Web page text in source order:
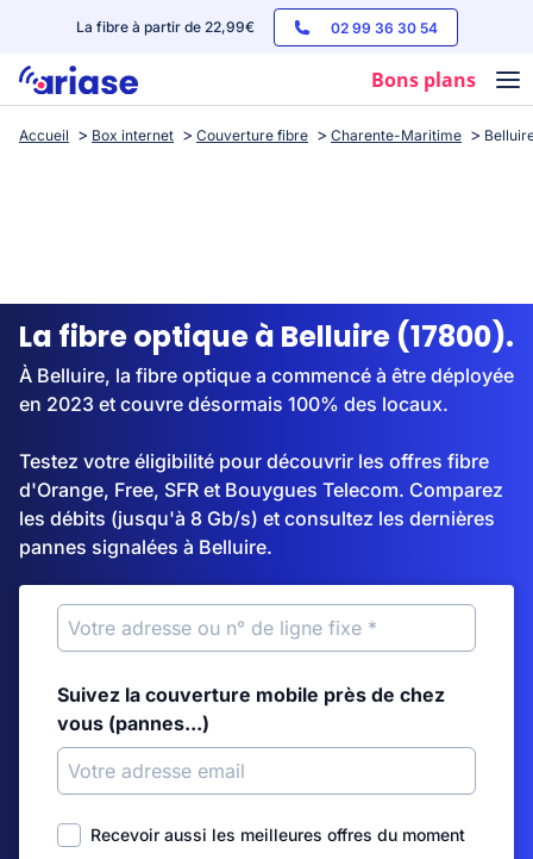
La fibre à partir de 22,99€ 02 99 36 30 54
Bons plans
Box internet
Streaming
Accueil Box internet Couverture fibre Charente-Maritime
La fibre optique à Belluire (17800).
À Belluire, la fibre optique a commencé à être déployée
en 2023 et couvre désormais 100% des locaux.
Testez votre éligibilité pour découvrir les offres fibre
d'Orange, Free, SFR et Bouygues Telecom. Comparez
les débits (jusqu'à 8 Gb/s) et consultez les dernières
pannes signalées à Belluire.
Suivez la couverture mobile près de chez
vous (pannes...)
Recevoir aussi les meilleures offres du moment